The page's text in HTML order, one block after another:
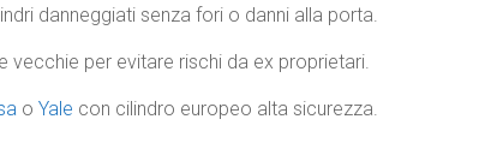
danneggiati senza fori o danni alla porta.
vecchie per evitare rischi da ex proprietari.
o Yale con cilindro europeo alta sicurezza.